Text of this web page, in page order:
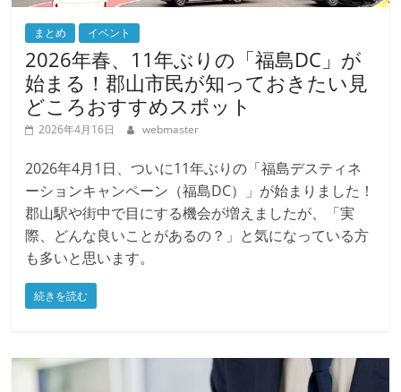
まとめ イベント
2026年春、11年ぶりの「福島DC」が
始まる！郡山市民が知っておきたい見
どころおすすめスポット
2026年4月1日、ついに11年ぶりの「福島デスティネ
ーションキャンペーン（福島DC）」が始まりました！
郡山駅や街中で目にする機会が増えましたが、「実
際、どんな良いことがあるの？」と気になっている方
も多いと思います。